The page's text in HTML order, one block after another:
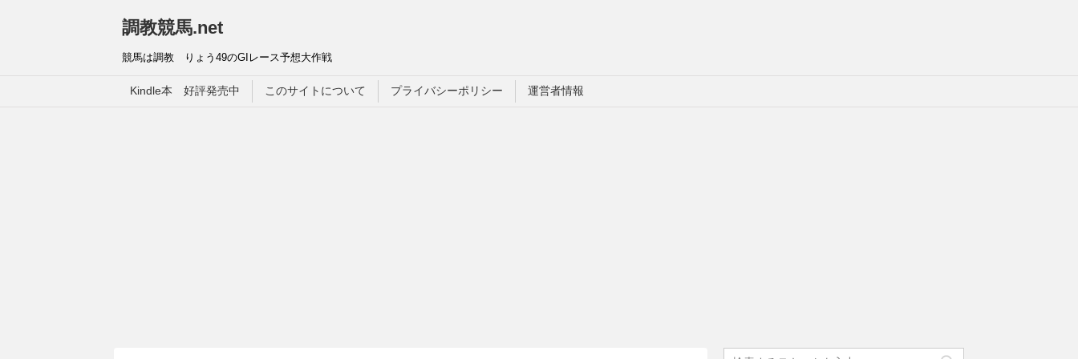
調教競馬.net
競馬は調教 りょう49のGIレース予想大作戦
Kindle本 好評発売中 このサイトについて プライバシーポリシー 運営者情報